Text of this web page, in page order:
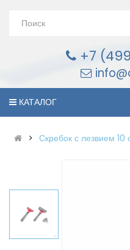
+7
КАТАЛОГ
Скребок с лезвием